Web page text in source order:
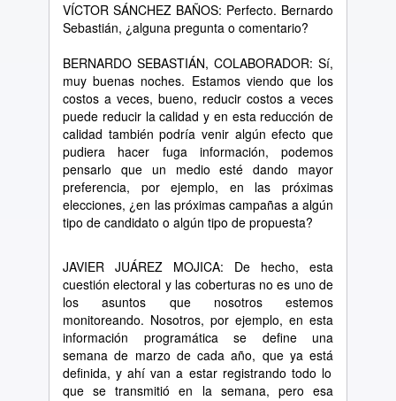
VÍCTOR SÁNCHEZ BAÑOS: Perfecto. Bernardo
Sebastián, ¿alguna pregunta o comentario?
BERNARDO SEBASTIÁN, COLABORADOR: Sí,
muy buenas noches. Estamos viendo que los
costos a veces, bueno, reducir costos a veces
puede reducir la calidad y en esta reducción de
calidad también podría venir algún efecto que
pudiera hacer fuga información, podemos
pensarlo que un medio esté dando mayor
preferencia, por ejemplo, en las próximas
elecciones,¿en las próximas campañas a algún
tipo de candidato o algún tipo de propuesta?
JAVIER JUÁREZ MOJICA: De hecho, esta
cuestión electoral y las coberturas no es uno de
los asuntos que nosotros estemos
monitoreando. Nosotros, por ejemplo, en esta
información programática se define una
semana de marzo de cada año, que ya está
definida, y ahí van a estar registrando todo lo
que se transmitió en la semana, pero esa